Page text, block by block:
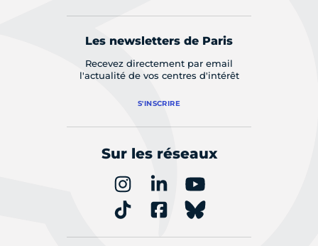
Les newsletters de Paris
Recevez directement par email
l'actualité de vos centres d'intérêt
S'INSCRIRE
Sur les réseaux